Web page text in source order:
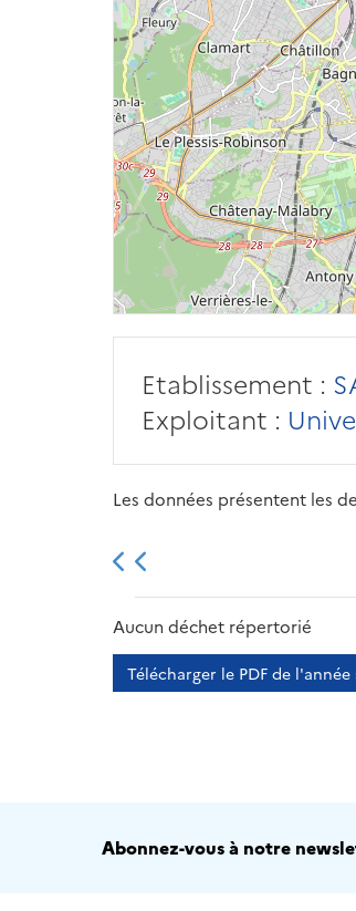
Etablissement :
Exploitant :
Les données présentent les
2013 2014
Aucun déchet répertorié
Télécharger le PDF de
Abonnez-vous à notre